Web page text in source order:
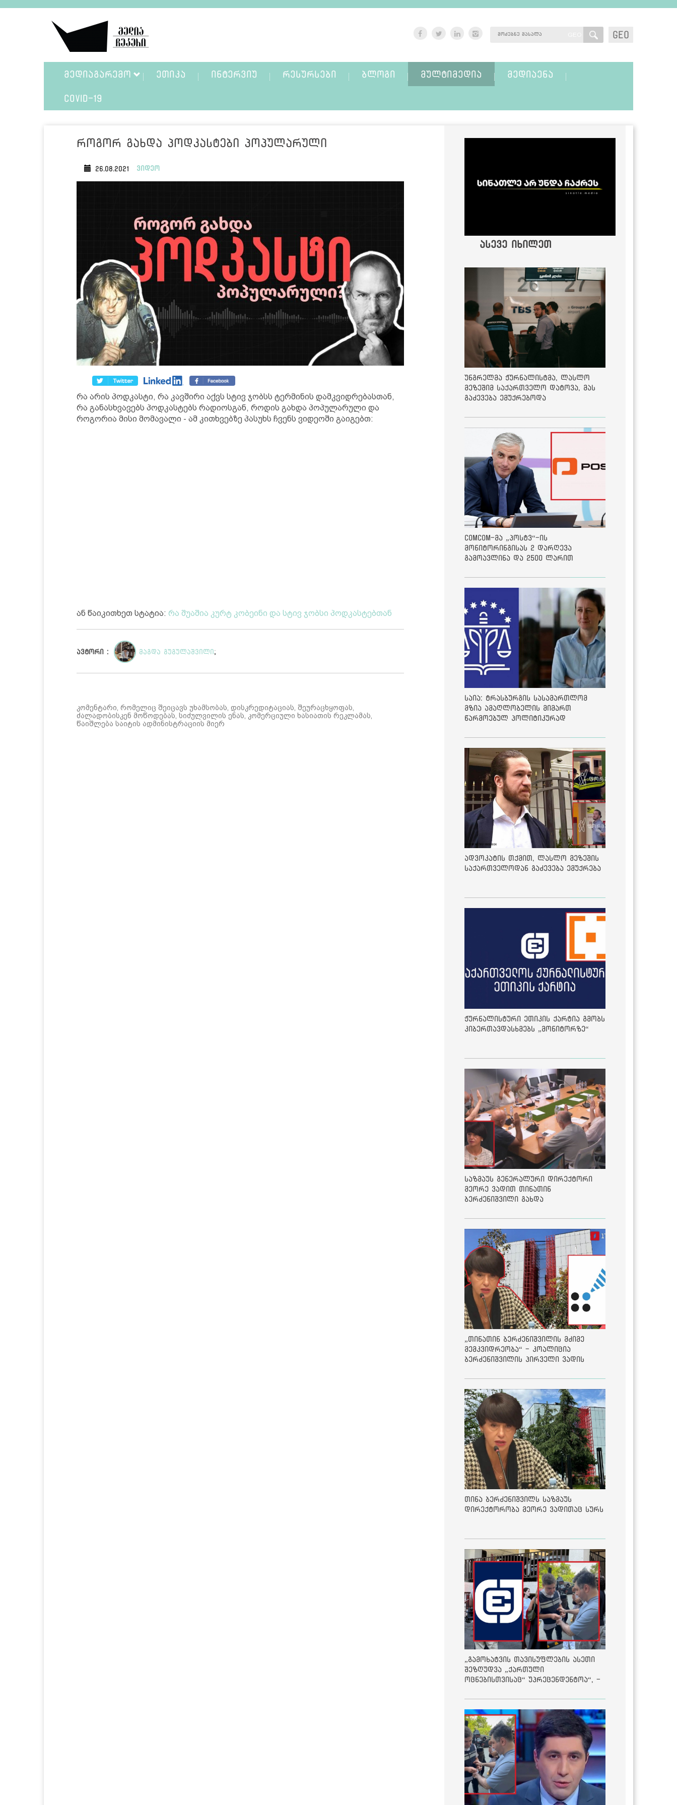
GEO
ᲛᲔᲓᲘᲐᲒᲐᲠᲔᲛᲝ ᲔᲗᲘᲙᲐ ᲘᲜᲢᲔᲠᲕᲘᲣ ᲠᲔᲡᲣᲠᲡᲔᲑᲘ ᲑᲚᲝᲒᲘ ᲛᲣᲚᲢᲘᲛᲔᲓᲘᲐ ᲛᲔᲓᲘᲐᲔᲜᲐ
COVID-19
როგორ გახდა პოდკასტები პოპულარული
26.08.2021 ვიდეო
რა არის პოდკასტი, რა კავშირი აქვს სტივ ჯობსს ტერმინის დამკვიდრებასთან,
რა განასხვავებს პოდკასტებს რადიოსგან, როდის გახდა პოპულარული და
როგორია მისი მომავალი - ამ კითხვებზე პასუხს ჩვენს ვიდეოში გაიგებთ:
ან წაიკითხეთ სტატია: რა შუაშია კურტ კობეინი და სტივ ჯობსი პოდკასტებთან
ავტორი : მაგდა გუგულაშვილი ;
კომენტარი, რომელიც შეიცავს უხამსობას, დისკრედიტაციას, შეურაცხყოფას,
ძალადობისკენ მოწოდებას, სიძულვილის ენას, კომერციული ხასიათის რეკლამას,
წაიშლება საიტის ადმინისტრაციის მიერ
ასევე იხილეთ
უნგრელმა ჟურნალისტმა, ლასლო
მეზეშიმ საქართველო დატოვა, მას
გაძევება ემუქრებოდა
ComCom-მა „პოსტვ“-ის
მონიტორინგისას 2 დარღევა
გამოავლინა და 2500 ლარით
საია: ტრასბურგის სასამართლომ
მზია ამაღლობელის მიმართ
წარმოებულ პოლიტიკურად
მეოთხე საჩივარი დაარეგისტრირა
ადვოკატის თქმით, ლასლო მეზეშის
საქართველოდან გაძევება ემუქრება
ჟურნალისტური ეთიკის ქარტია გმობს
კიბერთავდასხმებს „მონიტორზე“
საზმაუს გენერალური დირექტორი
მეორე ვადით თინათინ
ბერძენიშვილი გახდა
„თინათინ ბერძენიშვილის მძიმე
მემკვიდრეობა“ - კოალიცია
ბერძენიშვილის პირველი ვადის
თინა ბერძენიშვილს საზმაუს
დირექტორობა მეორე ვადითაც სურს
„გამოხატვის თავისუფლების ასეთი
შეზღუდვა „ქართული
ოცნებისთვისაც“ უპრეცენდენტოა“, -